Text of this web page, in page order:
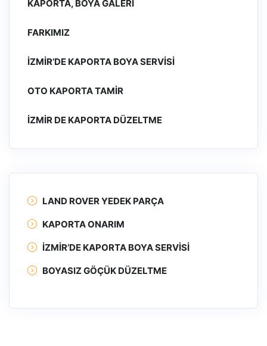
KAPORTA, BOYA GALERI
FARKIMIZ
İZMIR’DE KAPORTA BOYA SERVISI
OTO KAPORTA TAMIR
İZMIR DE KAPORTA DÜZELTME
LAND ROVER YEDEK PARÇA
KAPORTA ONARIM
İZMIR’DE KAPORTA BOYA SERVISI
BOYASIZ GÖÇÜK DÜZELTME